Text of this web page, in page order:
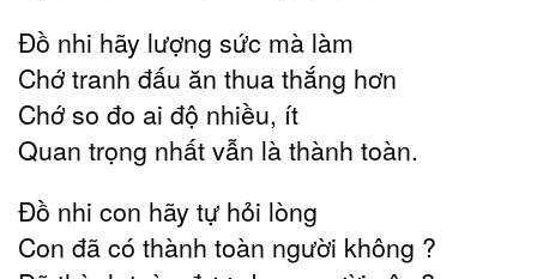
Đồ nhi hãy lượng sức mà làm
Chớ tranh đấu ăn thua thắng hơn
Chớ so đo ai độ nhiều, ít
Quan trọng nhất vẫn là thành toàn.
Đồ nhi con hãy tự hỏi lòng
Con đã có thành toàn người không ?